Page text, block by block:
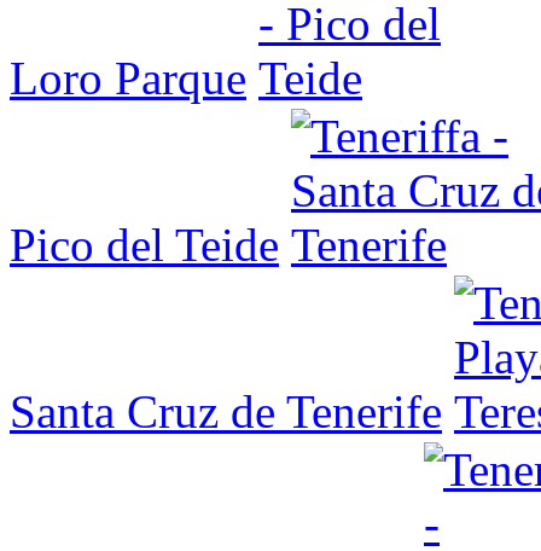
Loro Parque
Pico del Teide
Santa Cruz de Tenerife